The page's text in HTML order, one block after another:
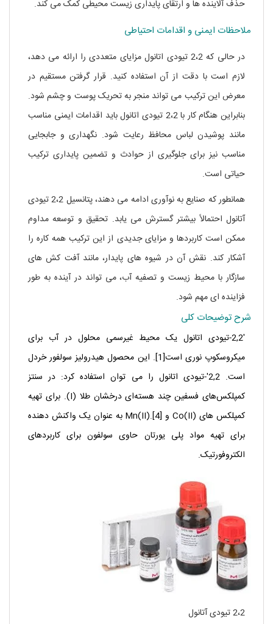
حذف آلاینده ها و ارتقای پایداری زیست محیطی کمک می کند.
ملاحظات ایمنی و اقدامات احتیاطی
در حالی که 2،2 تیودی اتانول مزایای متعددی را ارائه می دهد،
لازم است با دقت از آن استفاده کنید. قرار گرفتن مستقیم در
معرض این ترکیب می تواند منجر به تحریک پوست و چشم شود.
بنابراین هنگام کار با 2،2 تیودی اتانول باید اقدامات ایمنی مناسب
مانند پوشیدن لباس محافظ رعایت شود. نگهداری و جابجایی
مناسب نیز برای جلوگیری از حوادث و تضمین پایداری ترکیب
حیاتی است.
همانطور که صنایع به نوآوری ادامه می دهند، پتانسیل 2،2 تیودی
آتانول احتمالاً بیشتر گسترش می یابد. تحقیق و توسعه مداوم
ممکن است کاربردها و مزایای جدیدی از این ترکیب همه کاره را
آشکار کند. نقش آن در شیوه های پایدار، مانند آفت کش های
سازگار با محیط زیست و تصفیه آب، می تواند در آینده به طور
فزاینده ای مهم شود.
شرح توضیحات کلی
2,2′-تیودی اتانول یک محیط غیرسمی محلول در آب برای
میکروسکوپ نوری است[1]. این محصول هیدرولیز سولفور خردل
است. 2,2′-تیودی اتانول را می توان استفاده کرد: در سنتز
کمپلکس‌های فسفین چند هسته‌ای درخشان طلا (I). برای تهیه
کمپلکس های Co(II) و Mn(II).[4] به عنوان یک واکنش دهنده
برای تهیه مواد پلی یورتان حاوی سولفون برای کاربردهای
الکتروفورتیک.
2،2 تیودی آتانول